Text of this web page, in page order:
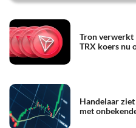
Tron verwerkt
TRX koers nu
Handelaar
met